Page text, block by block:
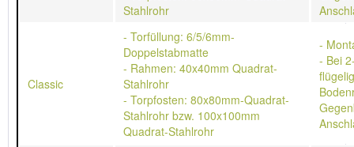
Stahlrohr
Classic
- Torfüllung: 6/5/6mm-
Doppelstabmatte
- Rahmen: 40x40mm Quadrat-
Stahlrohr
- Torpfosten: 80x80mm-Quadrat-
Stahlrohr bzw. 100x100mm
Quadrat-Stahlrohr
-
- Bei